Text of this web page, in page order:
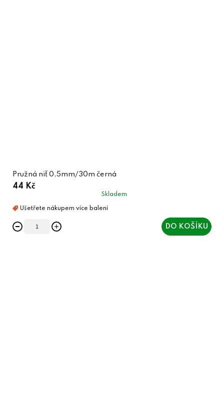
Pružná niť 0,5mm/30m černá
44 Kč
Skladem
DO KOŠÍKU